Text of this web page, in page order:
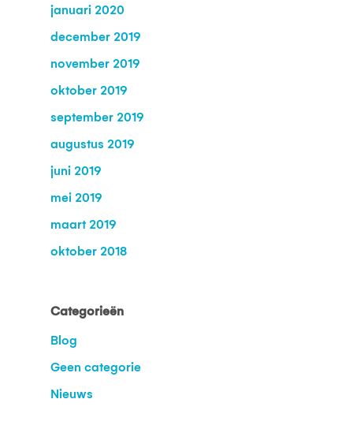
januari 2020
december 2019
november 2019
oktober 2019
september 2019
augustus 2019
juni 2019
mei 2019
maart 2019
oktober 2018
Categorieën
Blog
Geen categorie
Nieuws